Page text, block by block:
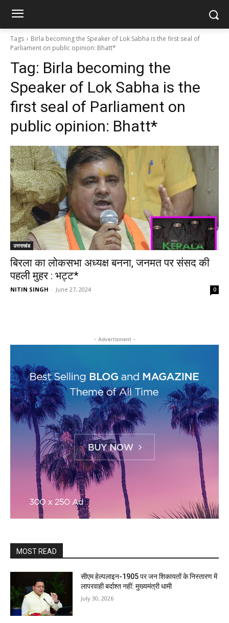
Tags
Birla becoming the Speaker of Lok Sabha is the first seal of
Parliament on public opinion: Bhatt*
Tag: Birla becoming the
Speaker of Lok Sabha is the
first seal of Parliament on
public opinion: Bhatt*
उत्तराखंड
बिरला का लोकसभा अध्यक्ष बनना, जनमत पर संसद की
पहली मुहर : भट्ट*
NITIN SINGH - June 27, 2024 0
- Advertisment -
MOST READ
सीएम हेल्पलाइन-1905 पर जन शिकायतों के निस्तारण में
लापरवाही बर्दाश्त नहीं: मुख्यमंत्री धामी
July 30, 2026